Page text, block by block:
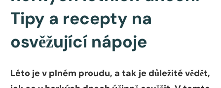
Tipy a recepty na
osvěžující nápoje
Léto je v plném proudu, a tak je důležité vědět,